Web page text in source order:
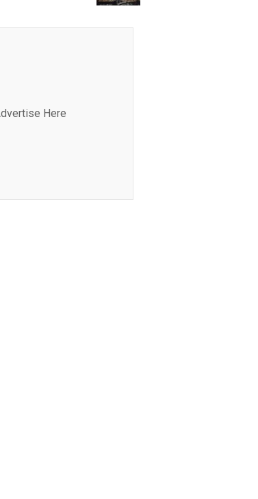
Here